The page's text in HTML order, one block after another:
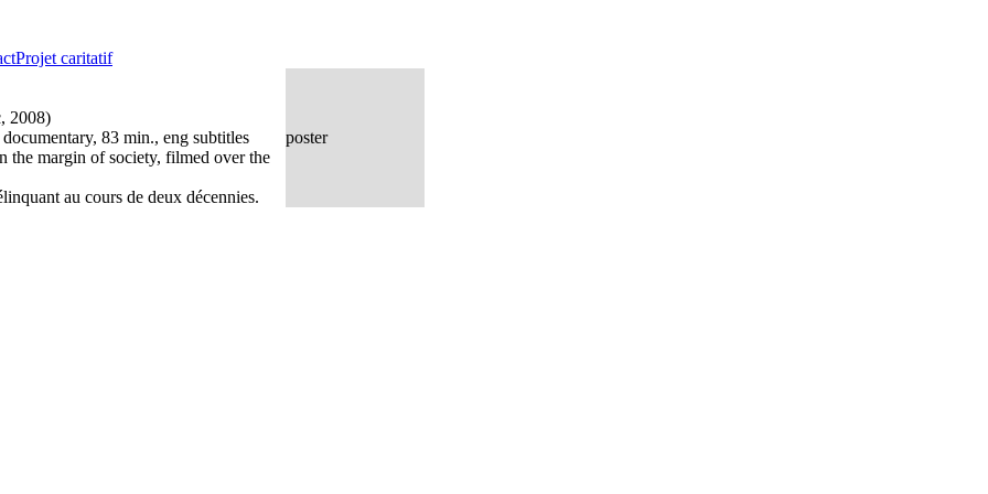
Projet caritatif
2008)
83 min., eng subtitles
the margin of society, filmed over the
au cours de deux décennies.
poster